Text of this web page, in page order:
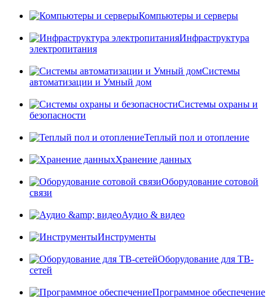
Компьютеры и серверы
Инфраструктура
электропитания
Системы
автоматизации и Умный дом
Системы охраны и
безопасности
Теплый пол и отопление
Хранение данных
Оборудование сотовой
связи
Аудио & видео
Инструменты
Оборудование для ТВ-
сетей
Программное обеспечение